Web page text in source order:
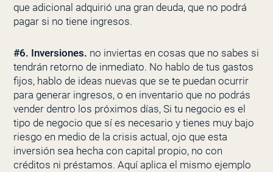
que adicional adquirió una gran deuda, que no podrá
pagar si no tiene ingresos.
#6. Inversiones. no inviertas en cosas que no sabes si
tendrán retorno de inmediato. No hablo de tus gastos
fijos, hablo de ideas nuevas que se te puedan ocurrir
para generar ingresos, o en inventario que no podrás
vender dentro los próximos días, Si tu negocio es el
tipo de negocio que sí es necesario y tienes muy bajo
riesgo en medio de la crisis actual, ojo que esta
inversión sea hecha con capital propio, no con
créditos ni préstamos. Aquí aplica el mismo ejemplo